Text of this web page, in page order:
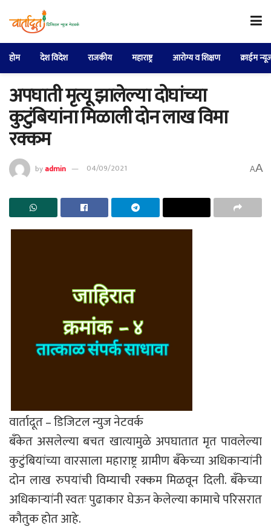
होम देश विदेश राजकीय महाराष्ट्र आरोग्य व शिक्षण क्राईम
अपघाती मृत्यू झालेल्या दोघांच्या
कुटुंबियांना मिळाली दोन लाख विमा
रक्कम
byadmin 04/09/2021 AA
वार्तादूत – डिजिटल न्युज नेटवर्क
बँकेत असलेल्या बचत खात्यामुळे अपघातात मृत पावलेल्या
कुटुंबियांच्या वारसाला महाराष्ट्र ग्रामीण बँकेच्या अधिकाऱ्यांनी
दोन लाख रुपयांची विम्याची रक्कम मिळवून दिली. बँकेच्या
अधिकाऱ्यांनी स्वतः पुढाकार घेऊन केलेल्या कामाचे परिसरात
कौतुक होत आहे.